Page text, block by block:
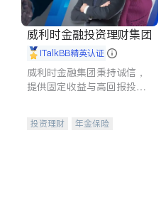
威利时金融投资理财集团
iTalkBB精英认证
威利时金融集团秉持诚信，
提供固定收益与高回报投资
合，助力客户实现目标
投资理财
年金保险